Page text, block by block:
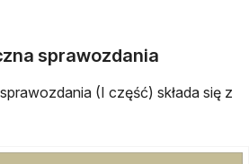
sprawozdania
(I część) składa się z